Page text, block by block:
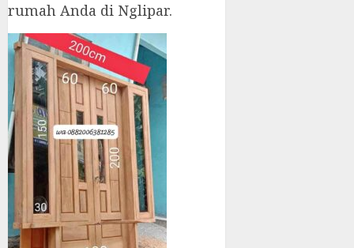
rumah Anda di Nglipar.